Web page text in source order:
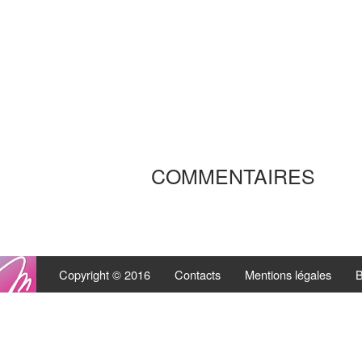
COMMENTAIRES
Copyright © 2016 Contacts Mentions légales